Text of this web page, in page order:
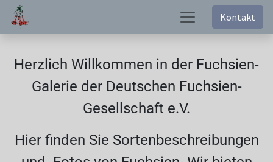
Kontakt
Herzlich Willkommen in der Fuchsien-
Galerie der Deutschen Fuchsien-
Gesellschaft e.V.
Hier finden Sie Sortenbeschreibungen